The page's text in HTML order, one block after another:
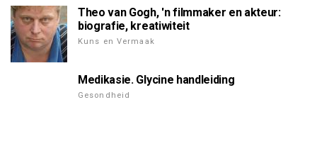
Theo van Gogh, 'n filmmaker en akteur:
biografie, kreatiwiteit
Kuns en Vermaak
Medikasie. Glycine handleiding
Gesondheid